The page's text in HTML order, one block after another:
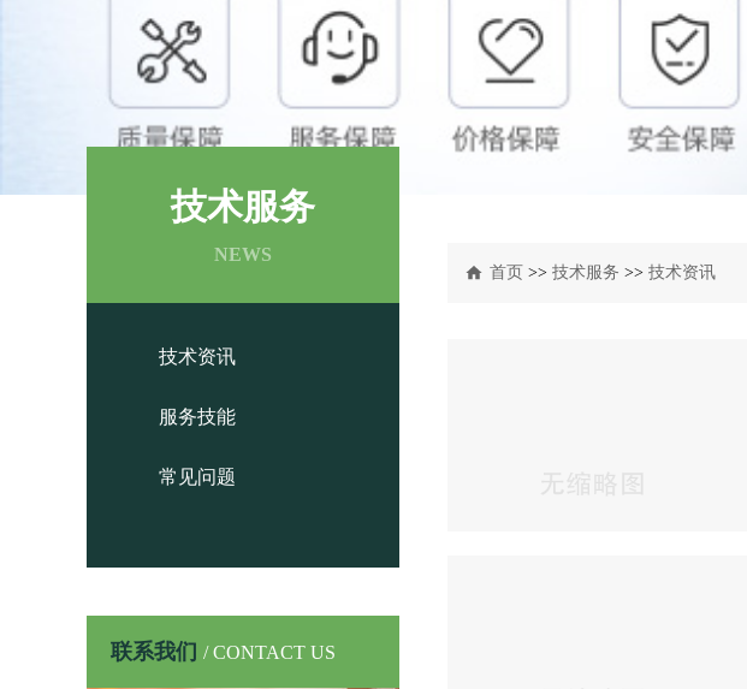
技术服务
NEWS
技术资讯
服务技能
常见问题
联系我们 / CONTACT US
首页 >> 技术服务 >> 技术资讯